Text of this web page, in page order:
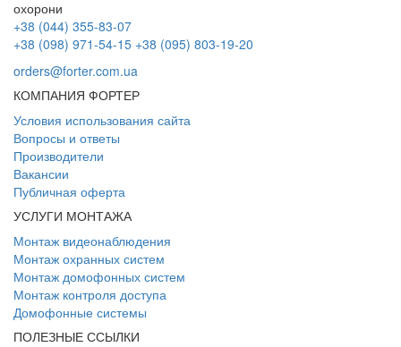
+38 (044) 355-83-07
+38 (098) 971-54-15 +38 (095) 803-19-20
orders@forter.com.ua
КОМПАНИЯ ФОРТЕР
Условия использования сайта
Вопросы и ответы
Производители
Вакансии
Публичная оферта
УСЛУГИ МОНТАЖА
Монтаж видеонаблюдения
Монтаж охранных систем
Монтаж домофонных систем
Монтаж контроля доступа
Домофонные системы
ПОЛЕЗНЫЕ ССЫЛКИ